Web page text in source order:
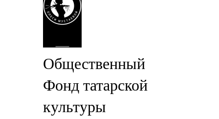
Общественный
Фонд татарской
культуры